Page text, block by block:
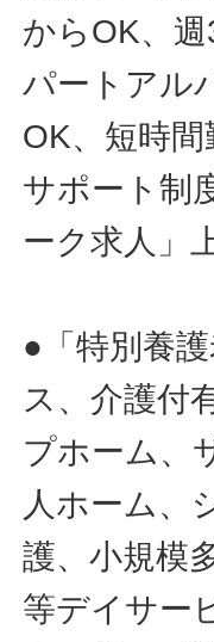
からOK、
パートアル
OK、短時
サポート制
ーク求人」
●「特別養
ス、介護付
プホーム、
人ホーム、
護、小規模
等デイサー